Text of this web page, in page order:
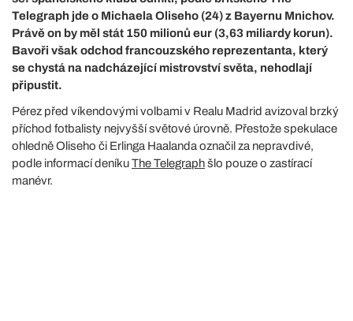
Telegraph jde o Michaela Oliseho (24) z Bayernu Mnichov.
Právě on by měl stát 150 milionů eur (3,63 miliardy korun).
Bavoři však odchod francouzského reprezentanta, který
se chystá na nadcházející mistrovství světa, nehodlají
připustit.
Pérez před víkendovými volbami v Realu Madrid avizoval brzký
příchod fotbalisty nejvyšší světové úrovně. Přestože spekulace
ohledně Oliseho či Erlinga Haalanda označil za nepravdivé,
podle informací deníkuThe Telegraphšlo pouze o zastírací
manévr.